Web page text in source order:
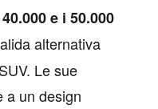
e i 50.000
alternativa
Le sue
a un design